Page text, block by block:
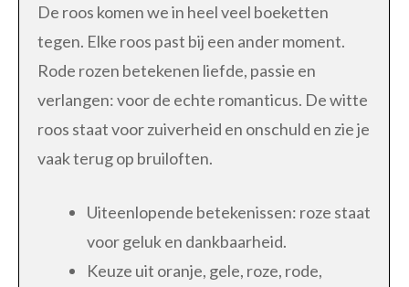
De roos komen we in heel veel boeketten
tegen. Elke roos past bij een ander moment.
Rode rozen betekenen liefde, passie en
verlangen: voor de echte romanticus. De witte
roos staat voor zuiverheid en onschuld en zie je
vaak terug op bruiloften.
Uiteenlopende betekenissen: roze staat
voor geluk en dankbaarheid.
Keuze uit oranje, gele, roze, rode,